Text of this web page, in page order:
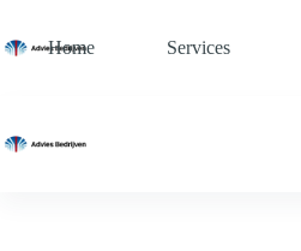
de
Home Services